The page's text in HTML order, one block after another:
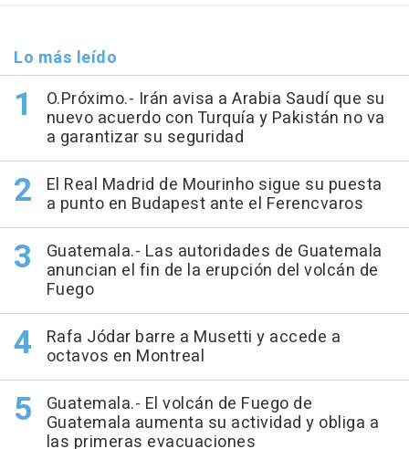
Lo más leído
O.Próximo.- Irán avisa a Arabia Saudí que su
nuevo acuerdo con Turquía y Pakistán no va
a garantizar su seguridad
El Real Madrid de Mourinho sigue su puesta
a punto en Budapest ante el Ferencvaros
Guatemala.- Las autoridades de Guatemala
anuncian el fin de la erupción del volcán de
Fuego
Rafa Jódar barre a Musetti y accede a
octavos en Montreal
Guatemala.- El volcán de Fuego de
Guatemala aumenta su actividad y obliga a
las primeras evacuaciones